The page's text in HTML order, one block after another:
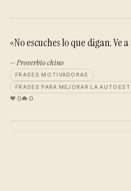
«No escuches lo que digan. Ve
— Proverbio chino
FRASES MOTIVADORAS
FRASES PARA MEJORAR LA
0 0